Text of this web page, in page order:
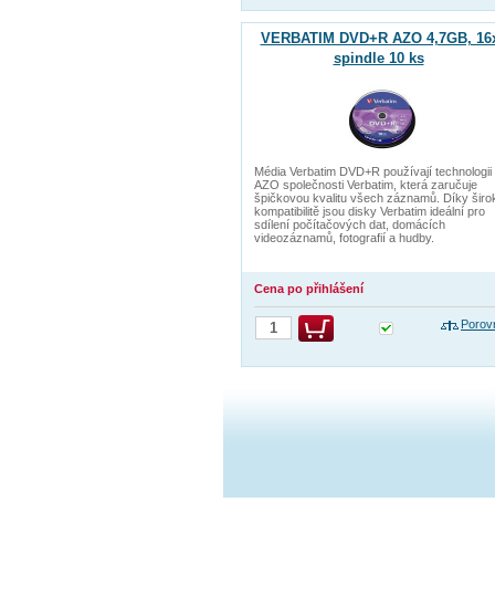
VERBATIM DVD+R AZO 4,7GB,
spindle 10 ks
Média Verbatim DVD+R používají technologii
AZO společnosti Verbatim, která zaručuje
špičkovou kvalitu všech záznamů. Díky
kompatibilitě jsou disky Verbatim ideální pro
sdílení počítačových dat, domácích
videozáznamů, fotografií a hudby.
Cena po přihlášení